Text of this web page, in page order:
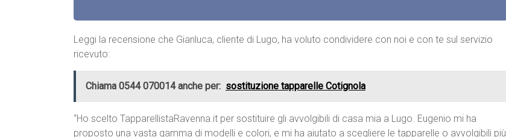
Leggi la recensione che Gianluca, cliente di Lugo, ha voluto condividere con noi e con te sul servizio
ricevuto:
Chiama 0544 070014 anche per: sostituzione tapparelle Cotignola
“Ho scelto TapparellistaRavenna.it per sostituire gli avvolgibili di casa mia a Lugo. Eugenio mi ha
proposto una vasta gamma di modelli e colori, e mi ha aiutato a scegliere le tapparelle o avvolgibili più